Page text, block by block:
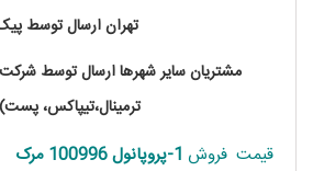
تهران ارسال توسط
مشتریان سایر شهرها ارسال توسط
ترمینال،تیپاکس، پست)
قیمت فروش 1-پروپانول 100996 مرک